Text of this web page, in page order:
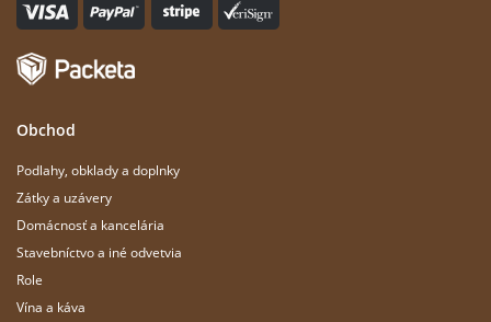
Obchod
Podlahy, obklady a doplnky
Zátky a uzávery
Domácnosť a kancelária
Stavebníctvo a iné odvetvia
Role
Vína a káva